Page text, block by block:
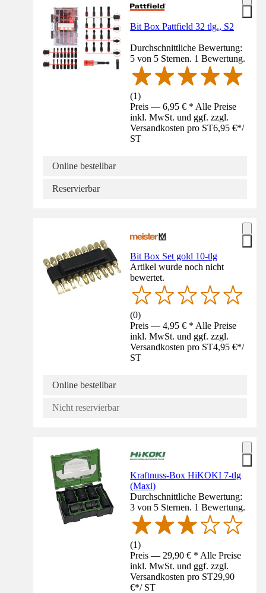
Bit Box Pattfield 32 tlg., S2
Durchschnittliche Bewertung:
5 von 5 Sternen. 1 Bewertung.
(1)
Preis — 6,95 € * Alle Preise
inkl. MwSt. und ggf. zzgl.
Versandkosten pro ST6,95 €*/
ST
Online bestellbar
Reservierbar
Bit Box Set gold 10-tlg
Artikel wurde noch nicht
bewertet.
(0)
Preis — 4,95 € * Alle Preise
inkl. MwSt. und ggf. zzgl.
Versandkosten pro ST4,95 €*/
ST
Online bestellbar
Nicht reservierbar
Kraftnuss-Box HiKOKI 7-tlg
(Maxi)
Durchschnittliche Bewertung:
3 von 5 Sternen. 1 Bewertung.
(1)
Preis — 29,90 € * Alle Preise
inkl. MwSt. und ggf. zzgl.
Versandkosten pro ST29,90
€*/ ST